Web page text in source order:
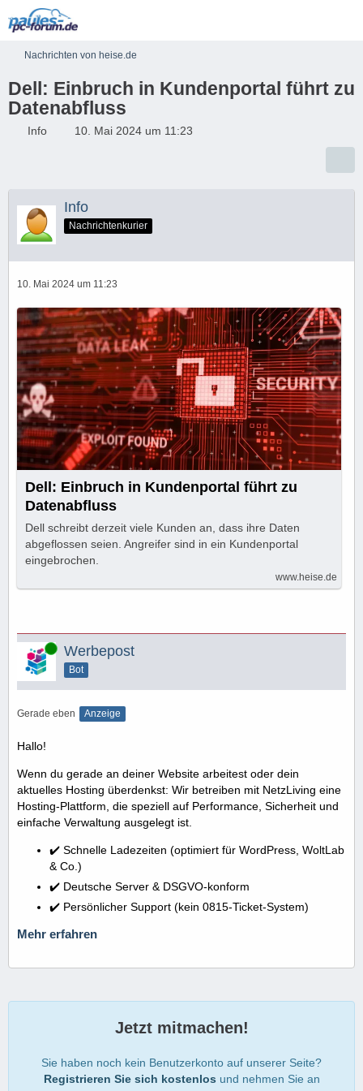
Nachrichten von heise.de
Dell: Einbruch in Kundenportal führt zu
Datenabfluss
Info 10. Mai 2024 um 11:23
Info
Nachrichtenkurier
10. Mai 2024 um 11:23
Dell: Einbruch in Kundenportal führt zu
Datenabfluss
Dell schreibt derzeit viele Kunden an, dass ihre Daten
abgeflossen seien. Angreifer sind in ein Kundenportal
eingebrochen.
www.heise.de
Online Werbepost
Bot
Gerade eben Anzeige
Hallo!
Wenn du gerade an deiner Website arbeitest oder dein
aktuelles Hosting überdenkst: Wir betreiben mit NetzLiving eine
Hosting-Plattform, die speziell auf Performance, Sicherheit und
einfache Verwaltung ausgelegt ist.
✔️ Schnelle Ladezeiten (optimiert für WordPress, WoltLab
& Co.)
✔️ Deutsche Server & DSGVO-konform
✔️ Persönlicher Support (kein 0815-Ticket-System)
Mehr erfahren
Jetzt mitmachen!
Sie haben noch kein Benutzerkonto auf unserer Seite?
Registrieren Sie sich kostenlos und nehmen Sie an